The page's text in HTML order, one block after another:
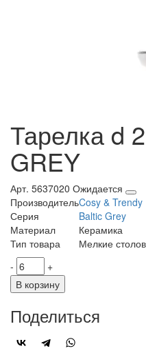
Тарелка d
GREY
Арт. 5637020 Ожидается
ПроизводительCosy & Trendy
Серия
Baltic Grey
Материал
Керамика
Тип товара
Мелкие
-
+
В корзину
Поделиться